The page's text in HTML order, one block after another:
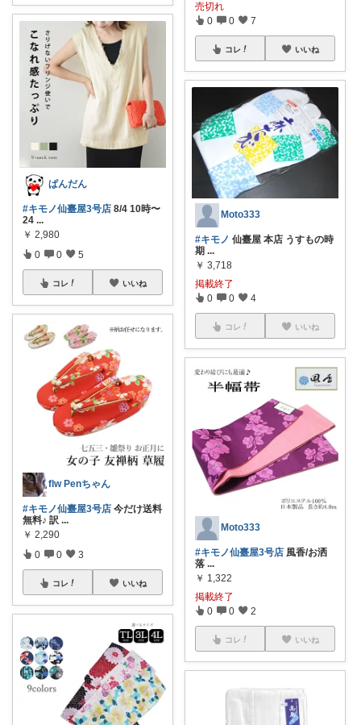
ぱんだん
#キモノ仙臺屋3号店 8/4 10時〜
24 ...
￥ 2,980
0 0 5
コレ いいね
flw Penちゃん
#キモノ仙臺屋3号店 今だけ送料
無料♪ 訳 ...
￥ 2,290
0 0 3
コレ いいね
売切れ
0 0 7
コレ いいね
Moto333
#キモノ 仙臺屋 本店 うすもの時
期 ...
￥ 3,718
掲載終了
0 0 4
コレ いいね
Moto333
#キモノ仙臺屋3号店 風香/お洒
落 ...
￥ 1,322
掲載終了
0 0 2
コレ いいね